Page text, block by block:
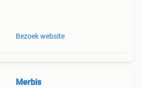
Bezoek website
Merbis